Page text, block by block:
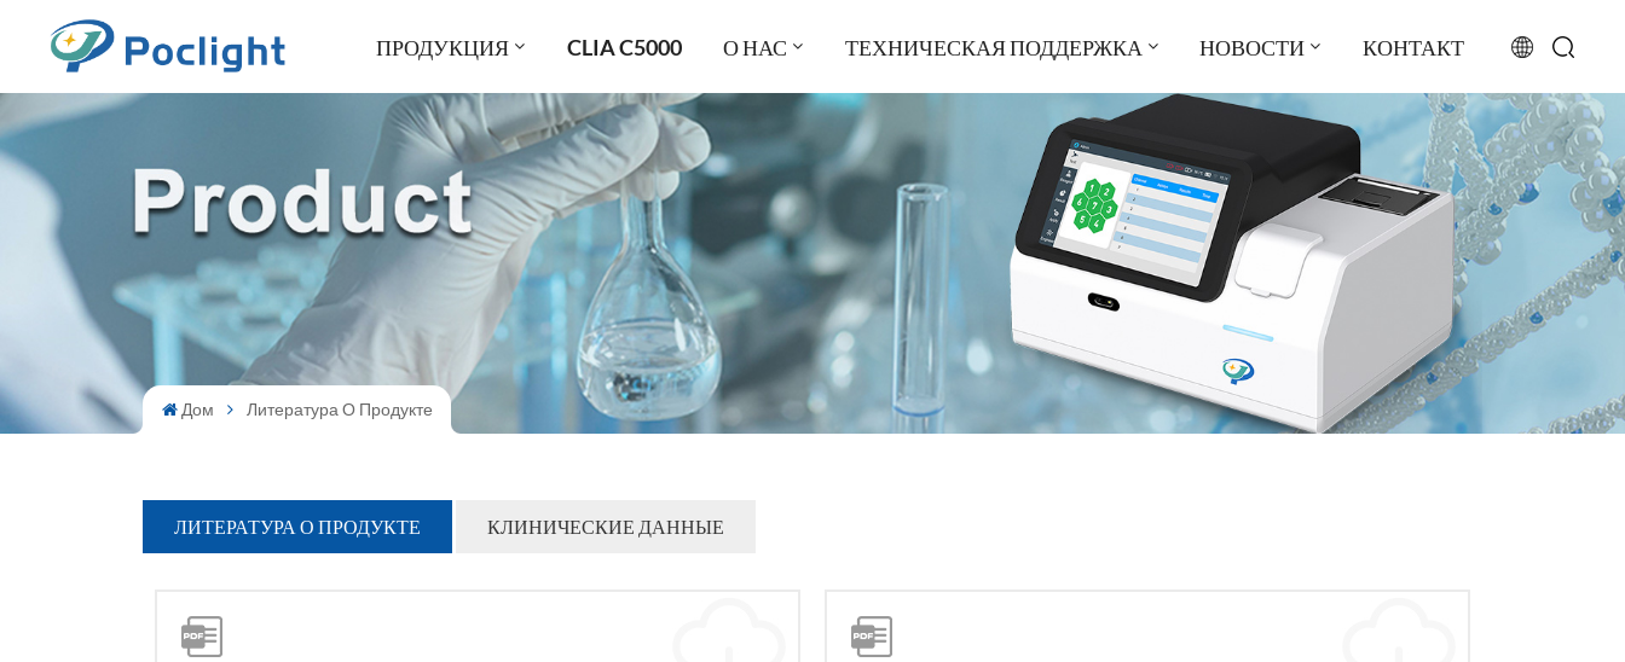
ПРОДУКЦИЯ CLIA C5000 О НАС ТЕХНИЧЕСКАЯ ПОДДЕРЖКА НОВОСТИ КОНТАКТ
English
français
русский
español
português
العربية Дом Литература О Продукте
ЛИТЕРАТУРА О ПРОДУКТЕ КЛИНИЧЕСКИЕ ДАННЫЕ